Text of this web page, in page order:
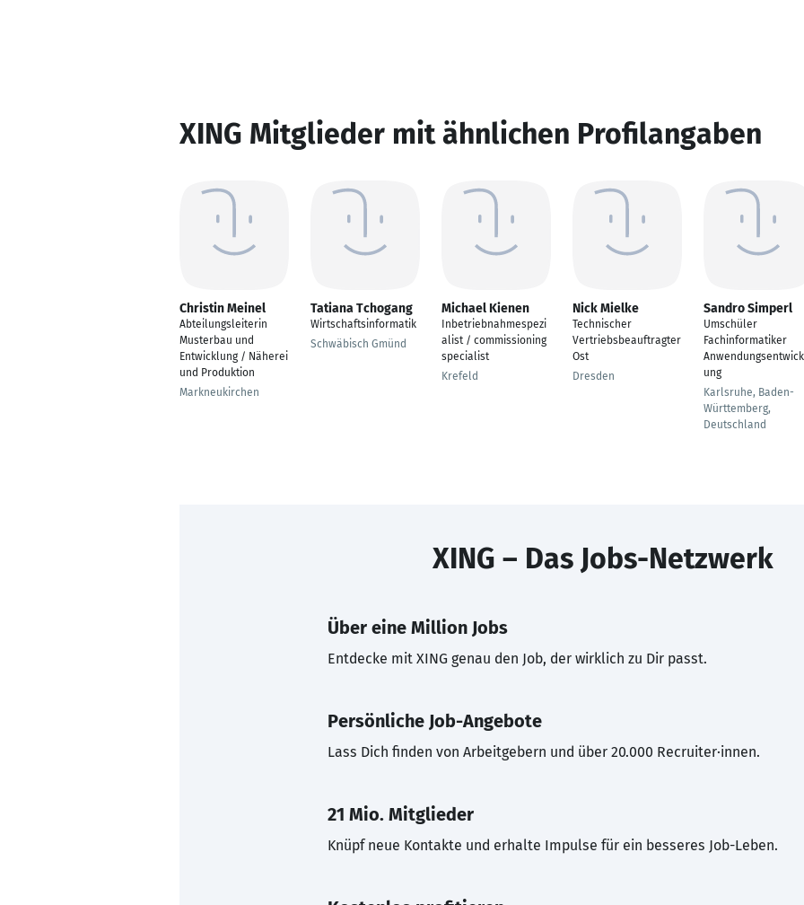
XING Mitglieder mit ähnlichen Profilangaben
Christin Meinel
Abteilungsleiterin
Musterbau und
Entwicklung / Näherei
und Produktion
Markneukirchen
Tatiana Tchogang
Wirtschaftsinformatik
Schwäbisch Gmünd
Michael Kienen
Inbetriebnahmespezi
alist / commissioning
specialist
Krefeld
Nick Mielke
Technischer
Vertriebsbeauftragter
Ost
Dresden
Sandro Simperl
Umschüler
Fachinformatiker
ung
Karlsruhe, Baden-
Württemberg,
Deutschland
XING – Das Jobs-Netzwerk
Über eine Million Jobs
Entdecke mit XING genau den Job, der wirklich zu Dir passt.
Persönliche Job-Angebote
Lass Dich finden von Arbeitgebern und über 20.000 Recruiter·innen.
21 Mio. Mitglieder
Knüpf neue Kontakte und erhalte Impulse für ein besseres Job-Leben.